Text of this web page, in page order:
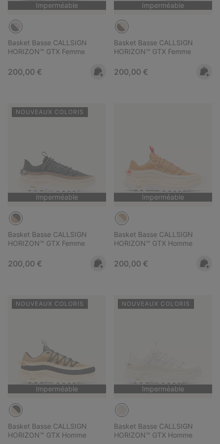
Imperméable
Basket Basse CALLSIGN
HORIZON™ GTX Femme
Regular price:
200,00 €
Imperméable
Basket Basse CALLSIGN
HORIZON™ GTX Femme
Regular price:
200,00 €
NOUVEAUX COLORIS
Imperméable
Basket Basse CALLSIGN
HORIZON™ GTX Femme
Regular price:
200,00 €
Imperméable
Basket Basse CALLSIGN
HORIZON™ GTX Homme
Regular price:
200,00 €
NOUVEAUX COLORIS
Imperméable
Basket Basse CALLSIGN
HORIZON™ GTX Homme
NOUVEAUX COLORIS
Imperméable
Basket Basse CALLSIGN
HORIZON™ GTX Homme